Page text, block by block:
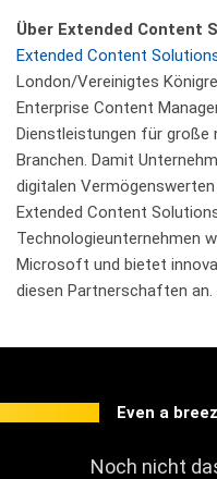
Über Extended Content
Extended Content
London/Vereinigtes
Enterprise Content
Dienstleistungen für große
Branchen. Damit
digitalen
Extended Content
Technologieunternehmen
Microsoft und bietet
diesen Partnerschaften an.
Even a
Noch nicht